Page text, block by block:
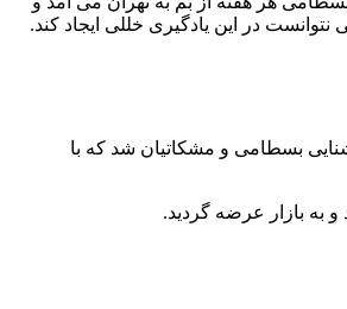
نتوانست در این یادگیری خللی ایجاد کند.
بسطامی و مشکاتیان شد که با
به بازار عرضه گردید.